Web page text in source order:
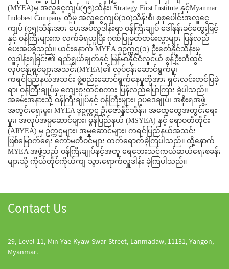
(MYEA)မှ အလှူငွေကျပ်(၅၅)သိန်း၊ Strategy First Institute နှင့်Myanmar
Indobest Company တို့မှ အလှူငွေကျပ်(၁၀)သိန်းစီ၊ စုစုပေါင်းအလှူငွေ
ကျပ် (၇၅)သိန်းအား ပေးအပ်လှူဒါန်းရာ ဝန်ကြီးချုပ် ဒေါ်နန်းခင်ထွေးမြင့်
နှင့် ဝန်ကြီးများက လက်ခံရယူပြီး ဂုဏ်ပြုမှတ်တမ်းလွှာများ ပြန်လည်
ပေးအပ်ခဲ့သည်။ ယင်းနောက် MYEA ဒုဥက္ကဌ(၁) ဦးဇော်နိူင်သိန်းမှ
လှူဒါန်းရခြင်း၏ ရည်ရွယ်ချက်နှင့် မြန်မာနိုင်ငံလူငယ် စွန့်ဦးတီထွင်
လုပ်ငန်းရှင်များအသင်း(MYEA)၏ လုပ်ငန်းဆောင်ရွက်မှု၊
ကရင်ပြည်နယ်အသင်း ဖွဲ့စည်းဆောင်ရွက်နေမှုတို့အား ရှင်းလင်းတင်ပြခဲ့
ရာ၊ ဝန်ကြီးချုပ်မှ ကျေးဇူးတင်စကား ပြန်လည်ပြောကြား ခဲ့ပါသည်။
အခမ်းအနားသို့ ဝန်ကြီးချုပ်နှင့် ဝန်ကြီးများ၊ ဥပဒေချုပ်၊ အစိုးရအဖွဲ့
အတွင်းရေးမှူး၊ MYEA ဒုဥက္ကဌ ဦးဇော်နိူင်သိန်း၊ အထွေထွေအတွင်းရေး
မှုး၊ အလုပ်အမှုဆောင်များ၊ မွန်ပြည်နယ် (MSYEA) နှင့် ဧရာဝတီတိုင်း
(ARYEA) မှ ဥက္ကဌများ၊ အမှုဆောင်များ၊ ကရင်ပြည်နယ်အသင်း
ဖြစ်မြောက်ရေး ကော်မတီဝင်များ တက်ရောက်ခဲ့ကြပါသည်။ ထို့နောက်
MYEA အဖွဲ့သည် ဝန်ကြီးချုပ်နှင့်အတူ ရေဘေးသင့်ကယ်ဆယ်ရေးစခန်း
များသို့ ကိုယ်တိုင်ကိုယ်ကျ သွားရောက်လှူဒါန်း ခဲ့ကြပါသည်။
Contact Us
29, Level 11, Min Yae Kyaw Swar Street, Lanmadaw, 11131, Yangon,
Myanmar.